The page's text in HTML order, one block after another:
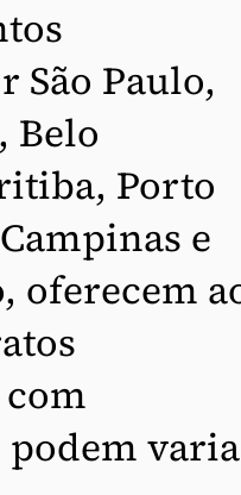
São Paulo,
Belo
Porto
e
oferecem
podem